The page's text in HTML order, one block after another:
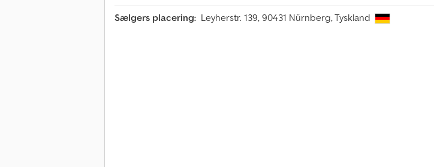
Sælgers placering: Leyherstr. 139, 90431 Nürnberg, Tyskland